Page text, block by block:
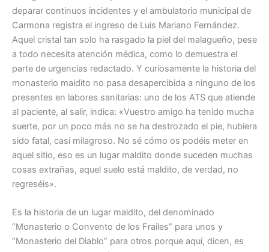
deparar continuos incidentes y el ambulatorio municipal de
Carmona registra el ingreso de Luis Mariano Fernández.
Aquel cristal tan solo ha rasgado la piel del malagueño, pese
a todo necesita atención médica, como lo demuestra el
parte de urgencias redactado. Y curiosamente la historia del
monasterio maldito no pasa desapercibida a ninguno de los
presentes en labores sanitarias: uno de los ATS que atiende
al paciente, al salir, indica: «Vuestro amigo ha tenido mucha
suerte, por un poco más no se ha destrozado el pie, hubiera
sido fatal, casi milagroso. No sé cómo os podéis meter en
aquel sitio, eso es un lugar maldito donde suceden muchas
cosas extrañas, aquel suelo está maldito, de verdad, no
regreséis».
Es la historia de un lugar maldito, del denominado
“Monasterio o Convento de los Frailes” para unos y
“Monasterio del Diablo” para otros porque aquí, dicen, es